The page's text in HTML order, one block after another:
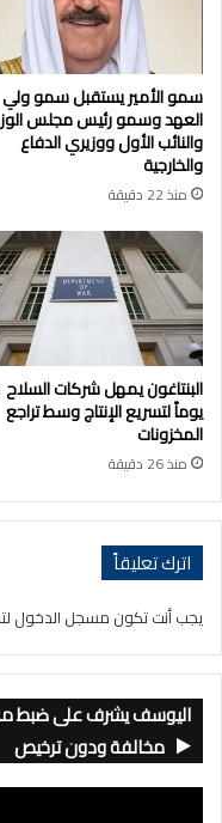
سمو الأمير يستقبل سمو ولي
العهد وسمو رئيس مجلس
والنائب الأول ووزيري الدفاع
والخارجية
منذ 22 دقيقة
يوماً لتسريع الإنتاج وسط تراجع
المخزونات
منذ 26 دقيقة
اترك تعليقاً
يجب أنت تكون مسجل الدخول
اليوسف يشرف على ضبط
مخالفة ودون ترخيص